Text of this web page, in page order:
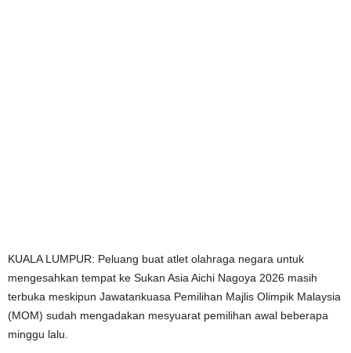
KUALA LUMPUR: Peluang buat atlet olahraga negara untuk
mengesahkan tempat ke Sukan Asia Aichi Nagoya 2026 masih
terbuka meskipun Jawatankuasa Pemilihan Majlis Olimpik Malaysia
(MOM) sudah mengadakan mesyuarat pemilihan awal beberapa
minggu lalu.